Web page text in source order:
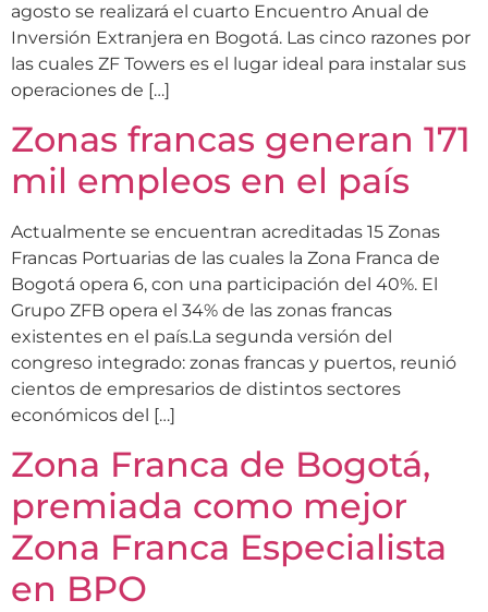
agosto se realizará el cuarto Encuentro Anual de
Inversión Extranjera en Bogotá. Las cinco razones por
las cuales ZF Towers es el lugar ideal para instalar sus
operaciones de […]
Zonas francas generan 171
mil empleos en el país
Actualmente se encuentran acreditadas 15 Zonas
Francas Portuarias de las cuales la Zona Franca de
Bogotá opera 6, con una participación del 40%. El
Grupo ZFB opera el 34% de las zonas francas
existentes en el país.La segunda versión del
congreso integrado: zonas francas y puertos, reunió
cientos de empresarios de distintos sectores
económicos del […]
Zona Franca de Bogotá,
premiada como mejor
Zona Franca Especialista
en BPO